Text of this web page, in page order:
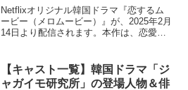
紹介！
Netflixオリジナル韓国ドラマ『恋するム
ービー（メロムービー）』が、2025年2月
14日より配信されます。本作は、恋愛と
成長していくロマンスドラマです。主演
を務め...
【キャスト一覧】韓国ドラマ「ジ
ャガイモ研究所」の登場人物＆俳